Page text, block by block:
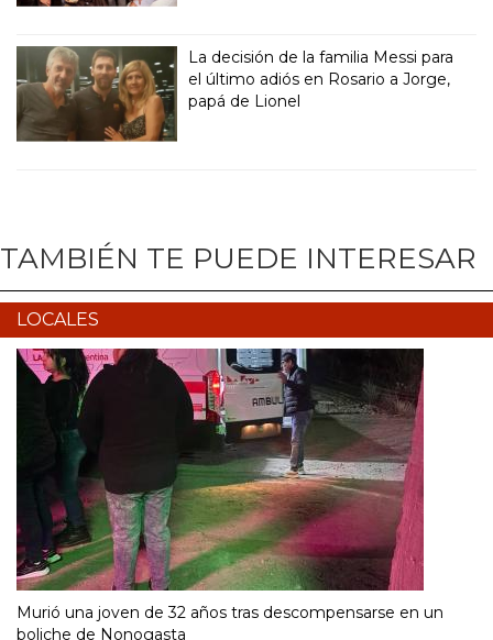
La decisión de la familia Messi para
el último adiós en Rosario a Jorge,
papá de Lionel
TAMBIÉN TE PUEDE INTERESAR
LOCALES
Murió una joven de 32 años tras descompensarse en un
boliche de Nonogasta